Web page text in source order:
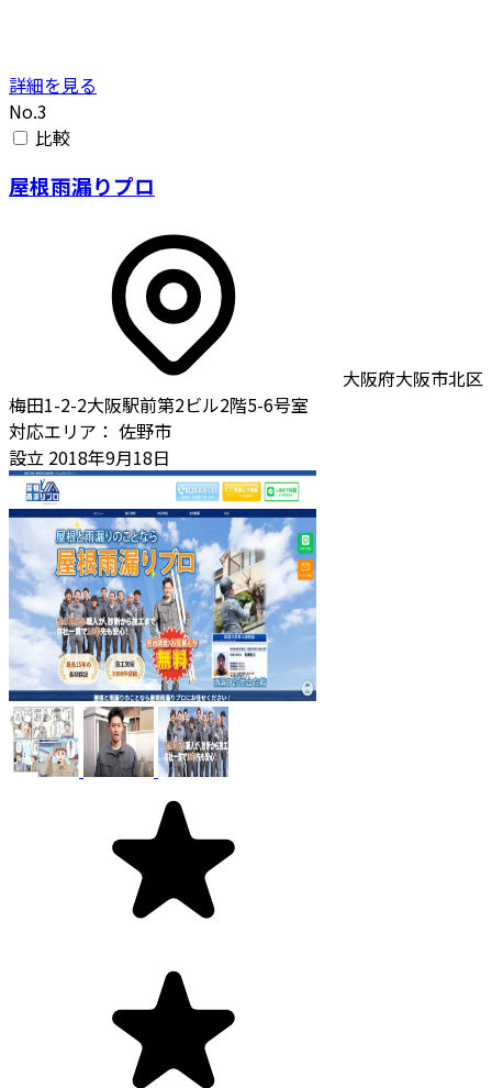
詳細を見る
No.3
比較
屋根雨漏りプロ
大阪府大阪市北区
梅田1-2-2大阪駅前第2ビル2階5-6号室
対応エリア： 佐野市
設立 2018年9月18日